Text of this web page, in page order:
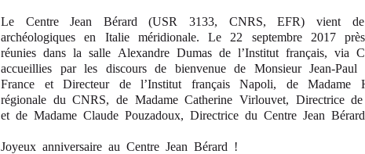
Le Centre Jean Bérard (USR 3133, CNRS, EFR) vient
archéologiques en Italie méridionale. Le 22 septembre 2017
réunies dans la salle Alexandre Dumas de l’Institut français, via
accueillies par les discours de bienvenue de Monsieur Jean-
France et Directeur de l’Institut français Napoli, de Madame
régionale du CNRS, de Madame Catherine Virlouvet, Directrice
et de Madame Claude Pouzadoux, Directrice du Centre Jean
Joyeux anniversaire au Centre Jean Bérard !